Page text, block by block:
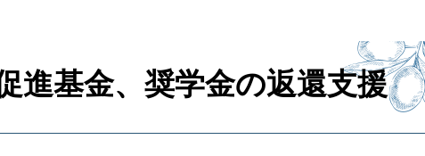
進基金、奨学金の返還支援